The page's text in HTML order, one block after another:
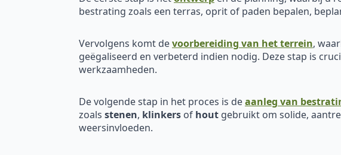
bestrating zoals een terras, oprit of paden bepalen,
Vervolgens komt devoorbereiding van het terrein,
geëgaliseerd en verbeterd indien nodig. Deze stap is
werkzaamheden.
De volgende stap in het proces is deaanleg van
zoals stenen, klinkers of hout gebruikt om solide,
weersinvloeden.